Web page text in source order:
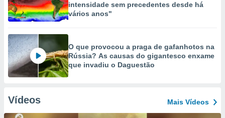
intensidade sem precedentes desde há
vários anos"
O que provocou a praga de gafanhotos na
Rússia? As causas do gigantesco enxame
que invadiu o Daguestão
Vídeos Mais Vídeos